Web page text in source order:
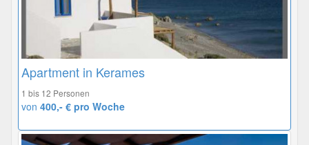
Apartment in Kerames
1 bis 12 Personen
von 400,- € pro Woche